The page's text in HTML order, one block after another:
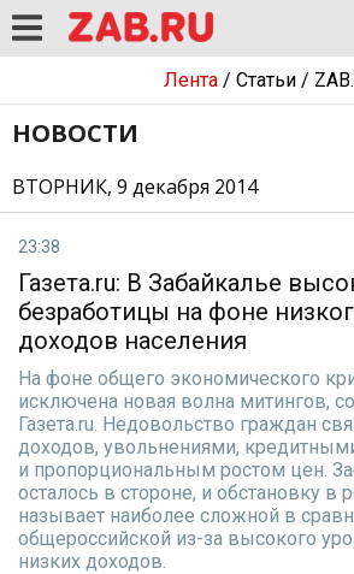
Лента/ Статьи/
НОВОСТИ
ВТОРНИК, 9 декабря 2014
23:38
Газета.ru: В Забайкалье
безработицы на фоне
доходов населения
На фоне общего экономического
исключена новая волна митингов,
Газета.ru. Недовольство граждан
доходов, увольнениями,
и пропорциональным ростом цен.
осталось в стороне, и обстановку в
называет наиболее сложной в
общероссийской из-за высокого
низких доходов.